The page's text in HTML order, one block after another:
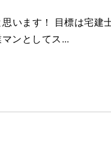
います！ 目標は宅建
ンとしてス...